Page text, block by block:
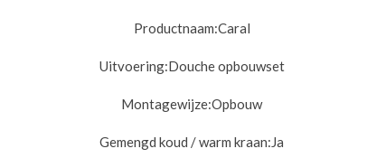
Productnaam:Caral
Uitvoering:Douche opbouwset
Montagewijze:Opbouw
Gemengd koud / warm kraan:Ja